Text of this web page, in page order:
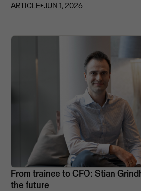
ARTICLE⏵JUN 1, 2026
From trainee to CFO: Stian
the future